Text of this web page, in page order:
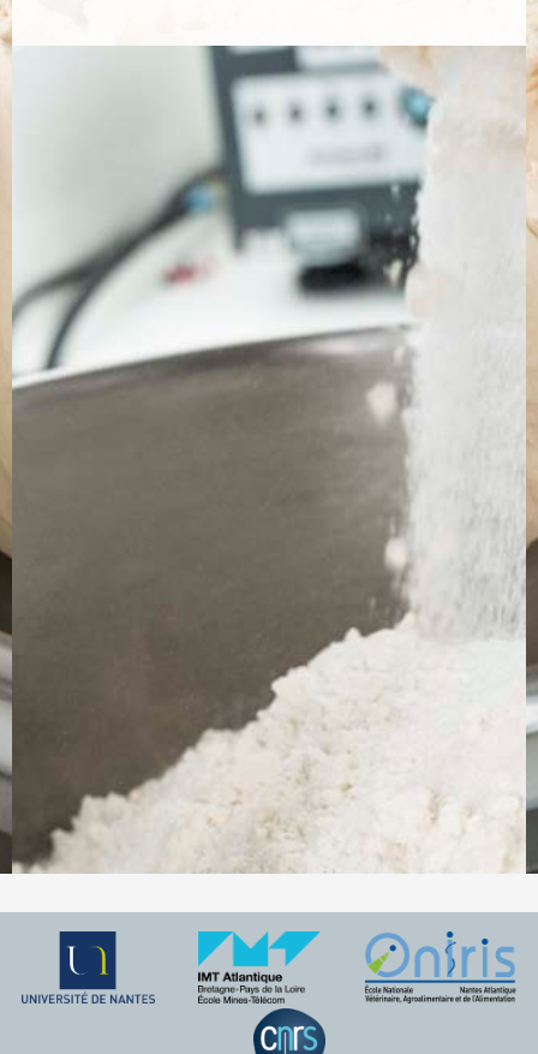
SITE WEB
TÉLÉCHARGEZ LA PLAQUETTE
Contact
Jérémy PRUVOST